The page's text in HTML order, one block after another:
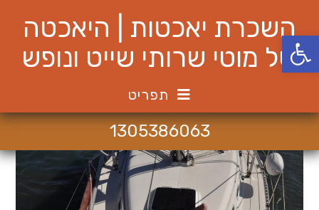
פתח סרגל נגישות
contentהשכרת יאכטות | היאכטה
של מוטי שרותי שייט ונופש
תפריט
1305386063